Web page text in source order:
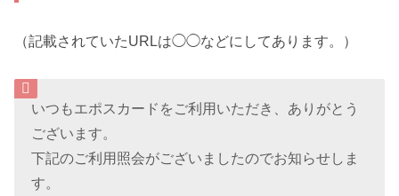
（記載されていたURLは◯◯などにしてあります。）
いつもエポスカードをご利用いただき、ありがとう
ございます。
下記のご利用照会がございましたのでお知らせしま
す。